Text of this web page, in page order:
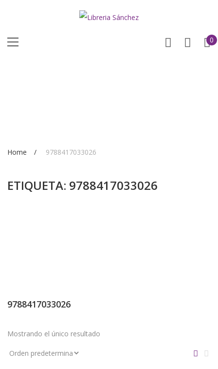
0
Home 9788417033026
ETIQUETA: 9788417033026
9788417033026
Mostrando el único resultado